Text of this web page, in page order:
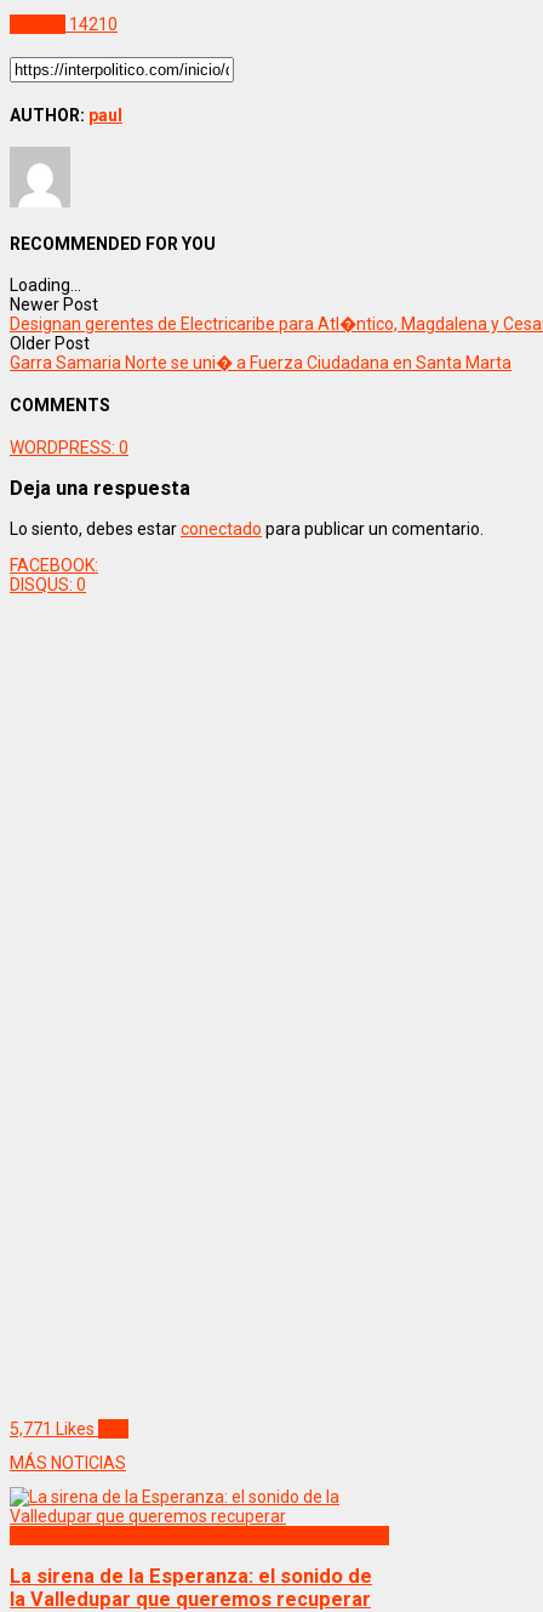
14210
AUTHOR: paul
RECOMMENDED FOR YOU
Loading...
Newer Post
Designan gerentes de Electricaribe para Atl�ntico, Magdalena y
Older Post
Garra Samaria Norte se uni� a Fuerza Ciudadana en Santa Marta
COMMENTS
WORDPRESS: 0
Deja una respuesta
Lo siento, debes estarconectado para publicar un comentario.
FACEBOOK:
DISQUS: 0
5,771 Likes
MÁS NOTICIAS
La sirena de la Esperanza: el sonido de
la Valledupar que queremos recuperar